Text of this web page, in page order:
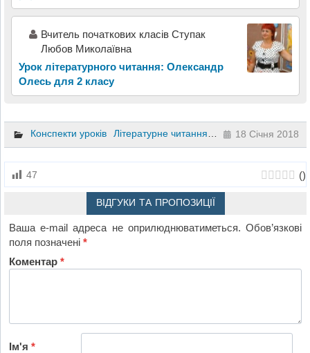
Вчитель початкових класів Ступак
Любов Миколаївна
Урок літературного читання: Олександр
Олесь для 2 класу
Конспекти уроків Літературне читання 4 клас18 Січня 2018
47 ()
ВІДГУКИ ТА ПРОПОЗИЦІЇ
Ваша e-mail адреса не оприлюднюватиметься. Обов’язкові
поля позначені*
Коментар*
Ім'я*